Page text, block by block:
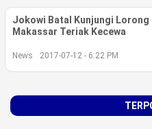
Pendidikan
Bisnis
Hukum
Jokowi Batal Kunjungi Lorong
Makassar Teriak Kecewa
News 2017-07-12 - 6:22 PM